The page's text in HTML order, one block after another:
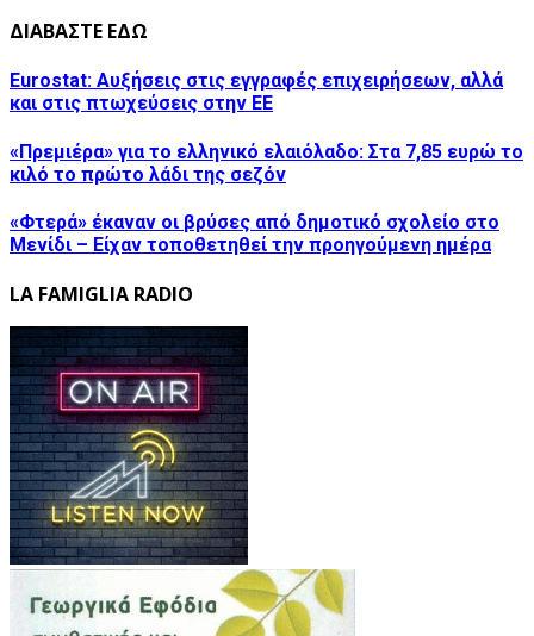
ΔΙΑΒΑΣΤΕ ΕΔΩ
Eurostat: Αυξήσεις στις εγγραφές επιχειρήσεων, αλλά
και στις πτωχεύσεις στην ΕΕ
«Πρεμιέρα» για το ελληνικό ελαιόλαδο: Στα 7,85 ευρώ το
κιλό το πρώτο λάδι της σεζόν
«Φτερά» έκαναν οι βρύσες από δημοτικό σχολείο στο
Μενίδι – Είχαν τοποθετηθεί την προηγούμενη ημέρα
LA FAMIGLIA RADIO